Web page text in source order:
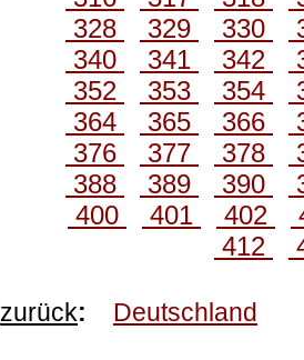
328
329 330
340
341 342
352
353 354
364
365 366
376
377 378
388
389 390
400
401 402
412
zurück: Deutschland